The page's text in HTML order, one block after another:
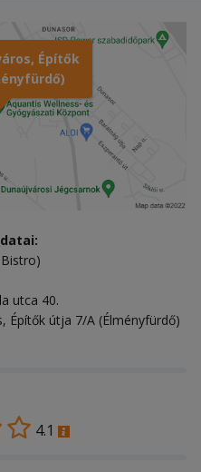
Építők
utca 40.
Építők útja 7/A (Élményfürdő)
4.1